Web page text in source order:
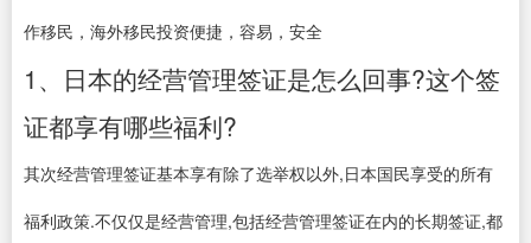
作移民，海外移民投资便捷，容易，安全
1、日本的经营管理签证是怎么回事?这个签
证都享有哪些福利?
其次经营管理签证基本享有除了选举权以外,日本国民享受的所有
福利政策.不仅仅是经营管理,包括经营管理签证在内的长期签证,都